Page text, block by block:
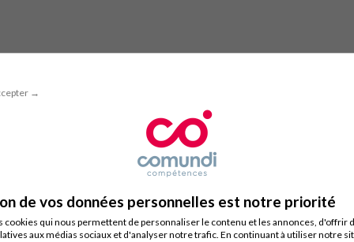
→
de vos données personnelles est notre priorité
cookies qui nous permettent de personnaliser le contenu et les annonces, d'offrir
aux médias sociaux et d'analyser notre trafic. En continuant à utiliser notre